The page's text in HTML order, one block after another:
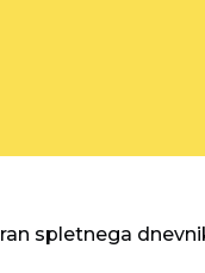
spletnega